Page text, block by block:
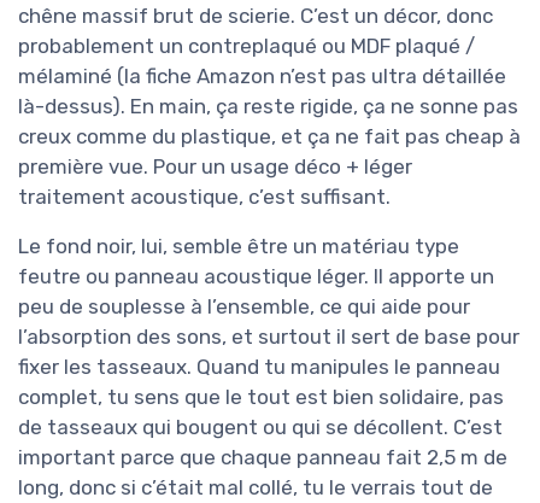
chêne massif brut de scierie. C’est un décor, donc
probablement un contreplaqué ou MDF plaqué /
mélaminé (la fiche Amazon n’est pas ultra détaillée
là-dessus). En main, ça reste rigide, ça ne sonne pas
creux comme du plastique, et ça ne fait pas cheap à
première vue. Pour un usage déco + léger
traitement acoustique, c’est suffisant.
Le fond noir, lui, semble être un matériau type
feutre ou panneau acoustique léger. Il apporte un
peu de souplesse à l’ensemble, ce qui aide pour
l’absorption des sons, et surtout il sert de base pour
fixer les tasseaux. Quand tu manipules le panneau
complet, tu sens que le tout est bien solidaire, pas
de tasseaux qui bougent ou qui se décollent. C’est
important parce que chaque panneau fait 2,5 m de
long, donc si c’était mal collé, tu le verrais tout de